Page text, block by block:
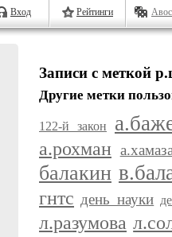
Вход Рейтинги
Записи с меткой
Другие метки
122-й закон
а.рохман
балакин
гнтс день науки
л.разумова